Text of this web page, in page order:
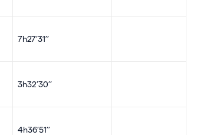
7h27’31’’
3h32’30’’
4h36’51’’